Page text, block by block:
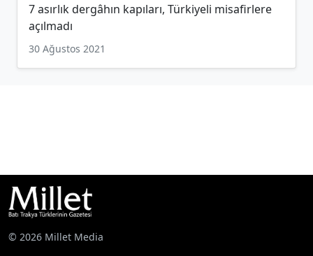
7 asırlık dergâhın kapıları, Türkiyeli misafirlere
açılmadı
30 Ağustos 2021
© 2026 Millet Media